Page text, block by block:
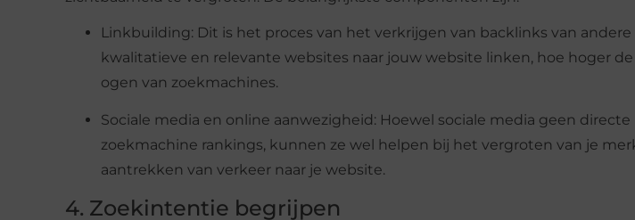
Linkbuilding: Dit is het proces van het verkrijgen van backlinks van
kwalitatieve en relevante websites naar jouw website linken, hoe hoger
ogen van zoekmachines.
Sociale media en online aanwezigheid: Hoewel sociale media geen
zoekmachine rankings, kunnen ze wel helpen bij het vergroten van je
aantrekken van verkeer naar je website.
4. Zoekintentie begrijpen